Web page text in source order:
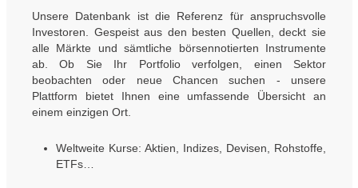
Unsere Datenbank ist die Referenz für anspruchsvolle
Investoren. Gespeist aus den besten Quellen, deckt sie
alle Märkte und sämtliche börsennotierten Instrumente
ab. Ob Sie Ihr Portfolio verfolgen, einen Sektor
beobachten oder neue Chancen suchen - unsere
Plattform bietet Ihnen eine umfassende Übersicht an
einem einzigen Ort.
Weltweite Kurse: Aktien, Indizes, Devisen, Rohstoffe,
ETFs…